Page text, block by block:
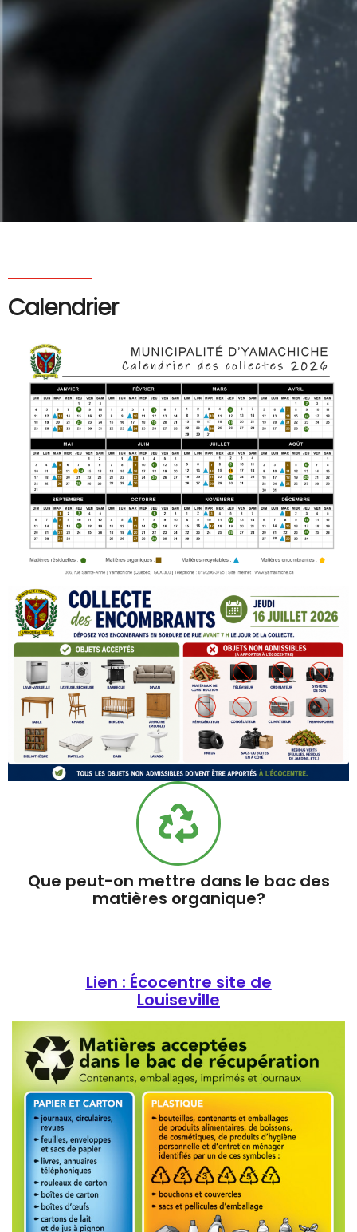
Calendrier
Que peut-on mettre dans le bac des
matières organique?
Lien : Écocentre site de
Louiseville